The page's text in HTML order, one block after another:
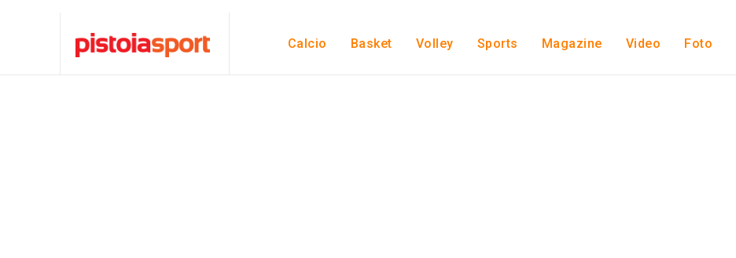
Calcio Basket Volley Sports Magazine Video Foto